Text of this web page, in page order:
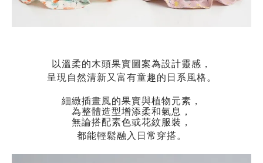
以溫柔的木頭果實圖案為設計靈感，
呈現自然清新又富有童趣的日系風格。
細緻插畫風的果實與植物元素，
為整體造型增添柔和氣息，
無論搭配素色或花紋服裝，
都能輕鬆融入日常穿搭。